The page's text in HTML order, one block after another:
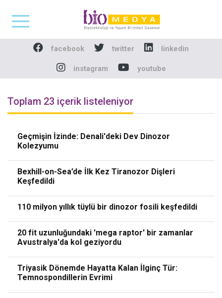
Biomedya -
facebook twitter linkedin
instagram youtube
Toplam 23 içerik listeleniyor
Geçmişin İzinde: Denali'deki Dev Dinozor
Kolezyumu
Bexhill-on-Sea’de İlk Kez Tiranozor Dişleri
Keşfedildi
110 milyon yıllık tüylü bir dinozor fosili keşfedildi
20 fit uzunluğundaki 'mega raptor' bir zamanlar
Avustralya'da kol geziyordu
Triyasik Dönemde Hayatta Kalan İlginç Tür:
Temnospondillerin Evrimi